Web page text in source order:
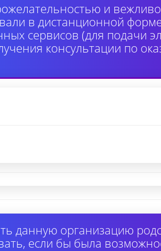
и
в дистанционной
сервисов (для подачи
консультации по
данную организацию
если бы была